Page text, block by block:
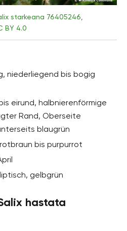
starkeana 76405246
BY 4.0
niederliegend bis bogig
eirund, halbnierenförmige
Rand, Oberseite
blaugrün
bis purpurrot
gelbgrün
hastata